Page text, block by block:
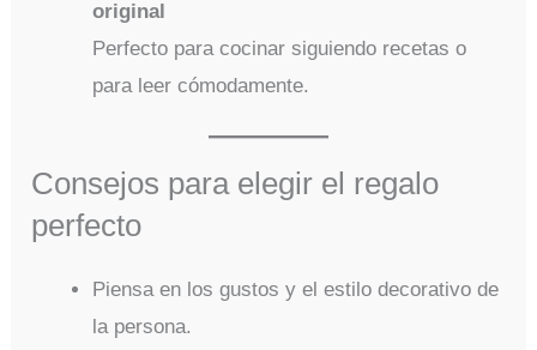
original
Perfecto para cocinar siguiendo recetas o
para leer cómodamente.
Consejos para elegir el regalo
perfecto
Piensa en los gustos y el estilo decorativo de
la persona.